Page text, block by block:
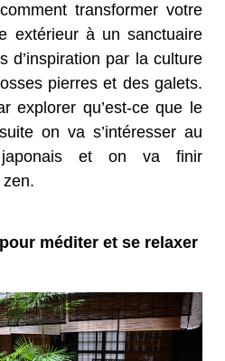
transformer votre
extérieur à un sanctuaire
d’inspiration par la culture
pierres et des galets.
explorer qu’est-ce que le
on va s’intéresser au
japonais et on va finir
méditer et se relaxer